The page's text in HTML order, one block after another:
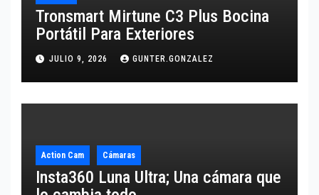
Tronsmart Mirtune C3 Plus Bocina
Portátil Para Exteriores
JULIO 9, 2026 GUNTER.GONZALEZ
Action Cam Cámaras
Insta360 Luna Ultra; Una cámara que